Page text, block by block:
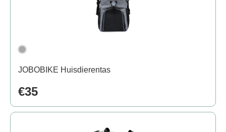
JOBOBIKE Huisdierentas
€35